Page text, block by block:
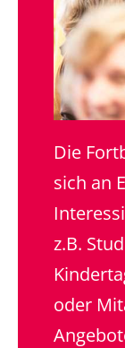
Die
sich an
z.B.
oder